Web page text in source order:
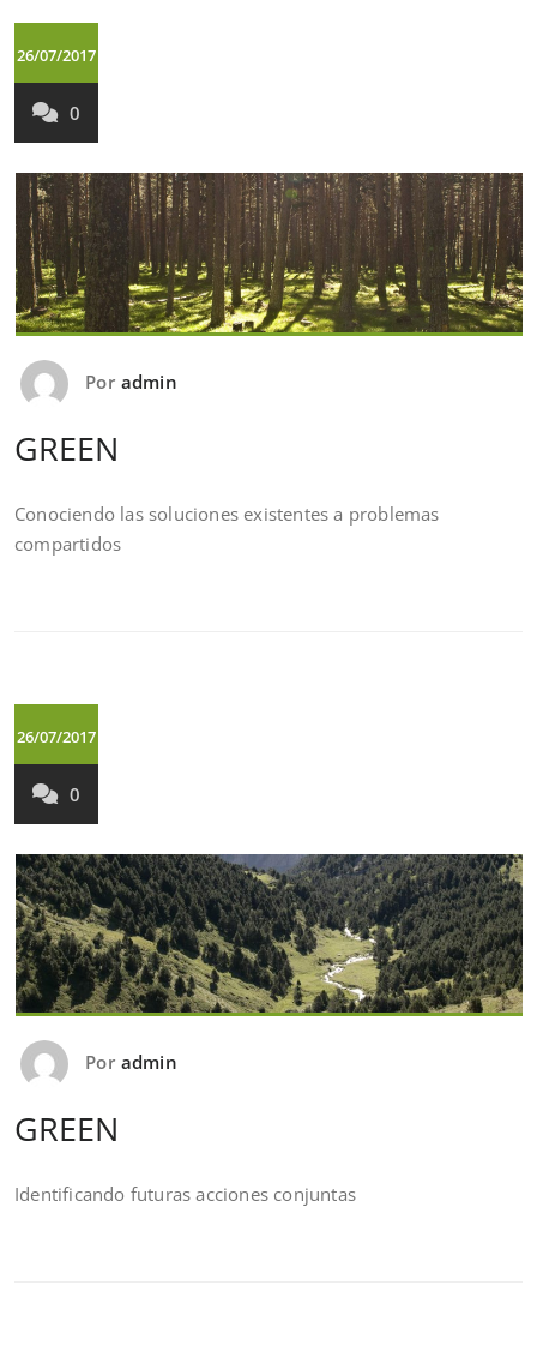
26/07/2017
0
Por admin
GREEN
Conociendo las soluciones existentes a problemas
compartidos
26/07/2017
0
Por admin
GREEN
Identificando futuras acciones conjuntas